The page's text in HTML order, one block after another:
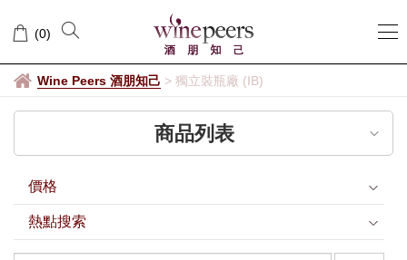
獨
立
裝
瓶
廠
(IB)
(0)
Wine Peers 酒朋知己 > 獨立裝瓶廠 (IB)
商品列表
價格
熱點搜索